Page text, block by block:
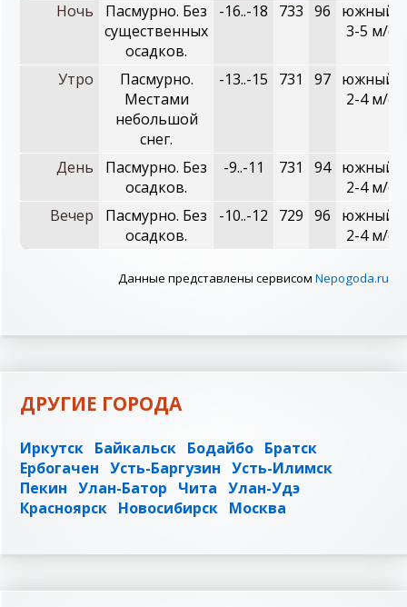
Ночь
Пасмурно. Без
существенных
осадков.
-16..-18 733 96
южный,
3-5 м/с
Утро
Пасмурно.
Местами
небольшой
снег.
-13..-15 731 97 южный,
2-4 м/с
День
Пасмурно. Без
осадков.
-9..-11 731 94 южный,
2-4 м/с
Вечер
Пасмурно. Без
осадков.
-10..-12 729 96
южный,
2-4 м/с
Данные представлены сервисом Nepogoda.ru
ДРУГИЕ ГОРОДА
Иркутск Байкальск Бодайбо Братск
Ербогачен Усть-Баргузин Усть-Илимск
Пекин Улан-Батор Чита Улан-Удэ
Красноярск Новосибирск Москва